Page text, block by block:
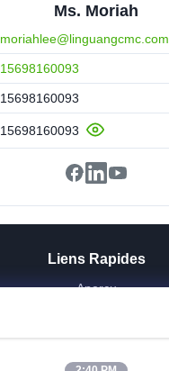
Ms. Moriah
moriahlee@linguangcmc.com
15698160093
15698160093
15698160093
Liens Rapides
Aperçu
VR Show